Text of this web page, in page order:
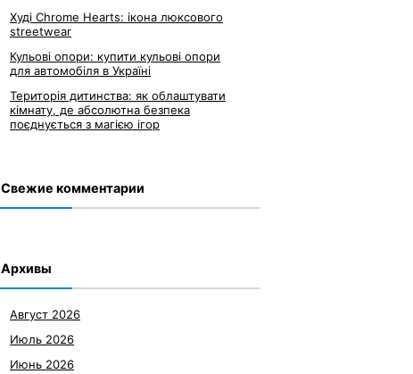
Худі Chrome Hearts: ікона люксового
streetwear
Кульові опори: купити кульові опори
для автомобіля в Україні
Територія дитинства: як облаштувати
кімнату, де абсолютна безпека
поєднується з магією ігор
Свежие комментарии
Архивы
Август 2026
Июль 2026
Июнь 2026